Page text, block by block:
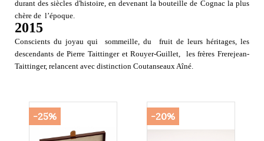
durant des siècles d'histoire, en devenant la bouteille de Cognac la plus
chère de l’époque.
2015
Conscients du joyau qui sommeille, du fruit de leurs héritages, les
descendants de Pierre Taittinger et Rouyer-Guillet, les frères Frerejean-
Taittinger, relancent avec distinction Coutanseaux Aîné.
-25% -20%